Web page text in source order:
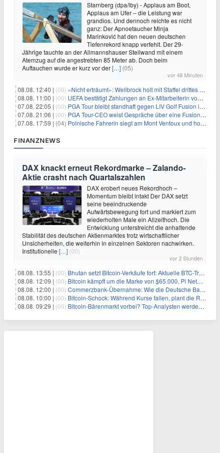
Starnberg (dpa/lby) - Applaus am Boot,
Applaus am Ufer – die Leistung war
grandios. Und dennoch reichte es nicht
ganz: Der Apnoetaucher Minja
Marinković hat den neuen deutschen
Tiefenrekord knapp verfehlt. Der 29-
Jährige tauchte an der Allmannshauser Steilwand mit einem
Atemzug auf die angestrebten 85 Meter ab. Doch beim
Auftauchen wurde er kurz vor der[…] (05)
vor 48 Minuten
08.08. 12:40 | (00) «Nicht erträumt»: Wellbrock holt mit Staffel drittes EM-Gold
08.08. 11:00 | (00) UEFA bestätigt Zahlungen an Ex-Mitarbeiterin von Infantino
07.08. 22:05 | (00) PGA Tour bleibt standhaft gegen LIV Golf Fusion in einem sich wandelnden Sportumfeld
07.08. 21:06 | (00) PGA Tour-CEO weist Gespräche über eine Fusion mit LIV Golf zurück und bekräftigt die Wettbewerbslandschaft
07.08. 17:59 | (04) Polnische Fahrerin siegt am Mont Ventoux und holt Tour-Gelb
FINANZNEWS
DAX knackt erneut Rekordmarke – Zalando-
Aktie crasht nach Quartalszahlen
DAX erobert neues Rekordhoch –
Momentum bleibt intakt Der DAX setzt
seine beeindruckende
Aufwärtsbewegung fort und markiert zum
wiederholten Male ein Allzeithoch. Die
Entwicklung unterstreicht die anhaltende
Stabilität des deutschen Aktienmarktes trotz wirtschaftlicher
Unsicherheiten, die weiterhin in einzelnen Sektoren nachwirken.
Institutionelle […] (00)
vor 2 Stunden
08.08. 13:55 | (00) Bhutan setzt Bitcoin-Verkäufe fort: Aktuelle BTC-Transaktionen
08.08. 12:09 | (00) Bitcoin kämpft um die Marke von $65.000, Pi Network gewinnt an Unterstützung
08.08. 12:00 | (00) Commerzbank-Übernahme: Wie die Deutsche Bank im Schatten zum großen Gewinner wird
08.08. 10:00 | (00) Bitcoin-Schock: Während Kurse fallen, plant die Regierung die Steuer-Bombe
08.08. 09:29 | (00) Bitcoin-Bärenmarkt vorbei? Top-Analysten werden optimistisch, aber die Geschichte sagt etwas anderes